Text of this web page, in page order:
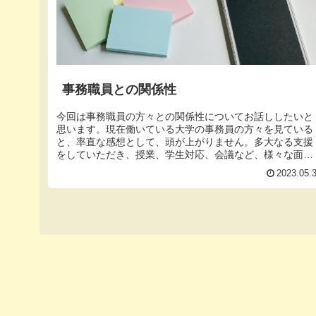
事務職員との関係性
今回は事務職員の方々との関係性についてお話ししたいと
思います。現在働いている大学の事務員の方々を見ている
と、率直な感想として、頭が上がりません。多大なる支援
をしていただき、授業、学生対応、会議など、様々な面で